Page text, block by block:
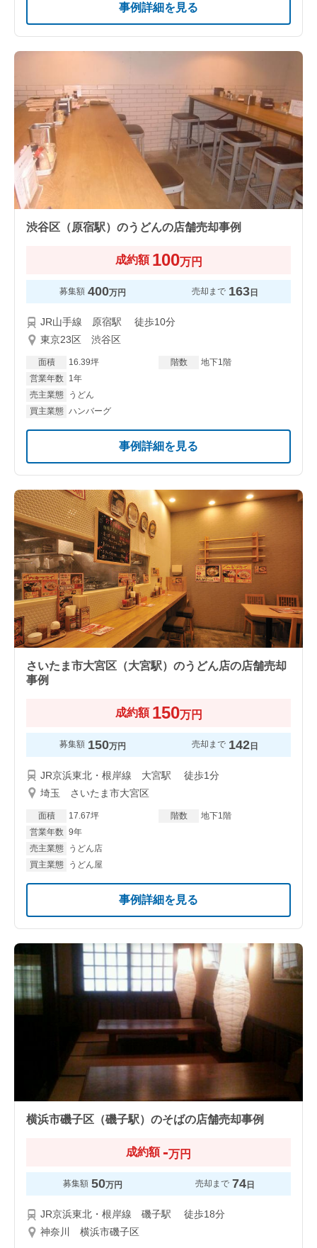
事例詳細を見る
渋谷区（原宿駅）のうどんの店舗売却事例
成約額 100万円
募集額 400万円 売却まで 163日
JR山手線 原宿駅 徒歩10分
東京23区 渋谷区
面積 16.39坪 階数
地下1階
営業年数
1年
売主業態
うどん
買主業態 ハンバーグ
事例詳細を見る
さいたま市大宮区（大宮駅）のうどん店の店舗売却
事例
成約額 150万円
募集額 150万円 売却まで 142日
JR京浜東北・根岸線 大宮駅 徒歩1分
埼玉 さいたま市大宮区
面積 17.67坪 階数
地下1階
営業年数 9年
売主業態
うどん店
買主業態
うどん屋
事例詳細を見る
横浜市磯子区（磯子駅）のそばの店舗売却事例
成約額 -万円
募集額 50万円 売却まで 74日
JR京浜東北・根岸線 磯子駅 徒歩18分
神奈川 横浜市磯子区